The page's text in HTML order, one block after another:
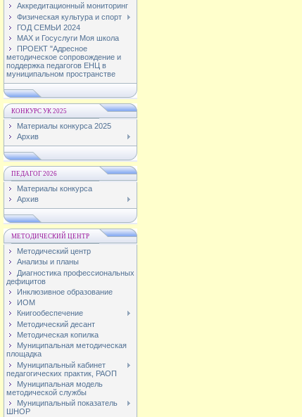
Аккредитационный мониторинг
Физическая культура и спорт
ГОД СЕМЬИ 2024
МАХ и Госуслуги Моя школа
ПРОЕКТ "Адресное
методическое сопровождение и
поддержка педагогов ЕНЦ в
муниципальном пространстве
КОНКУРС УК 2025
Материалы конкурса 2025
Архив
ПЕДАГОГ 2026
Материалы конкурса
Архив
МЕТОДИЧЕСКИЙ ЦЕНТР
Методический центр
Анализы и планы
Диагностика профессиональных
дефицитов
Инклюзивное образование
ИОМ
Книгообеспечение
Методический десант
Методическая копилка
Муниципальная методическая
площадка
Муниципальный кабинет
педагогических практик, РАОП
Муниципальная модель
методической службы
Муниципальный показатель
ШНОР